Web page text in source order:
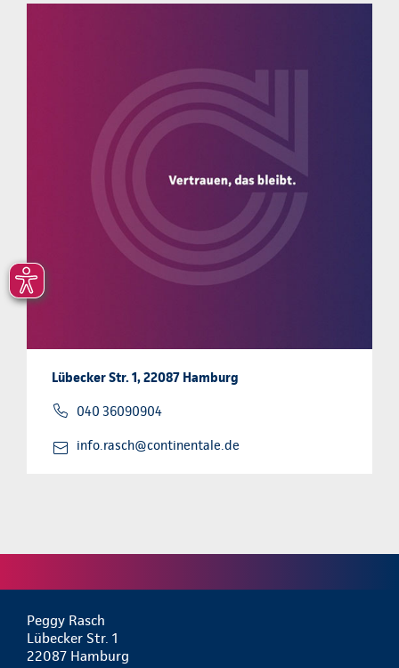
Lübecker Str. 1, 22087 Hamburg
040 36090904
info.rasch@continentale.de
Peggy Rasch
Lübecker Str. 1
22087 Hamburg